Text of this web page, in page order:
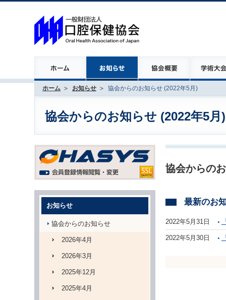
ホーム お知らせ 協会からのお知らせ (2022年5月)
協会からのお知らせ (2022年5月)
協会からの
最新のお
2022年5月31日
2022年5月30日
お知らせ
協会からのお知らせ
2026年4月
2026年3月
2025年12月
2025年4月